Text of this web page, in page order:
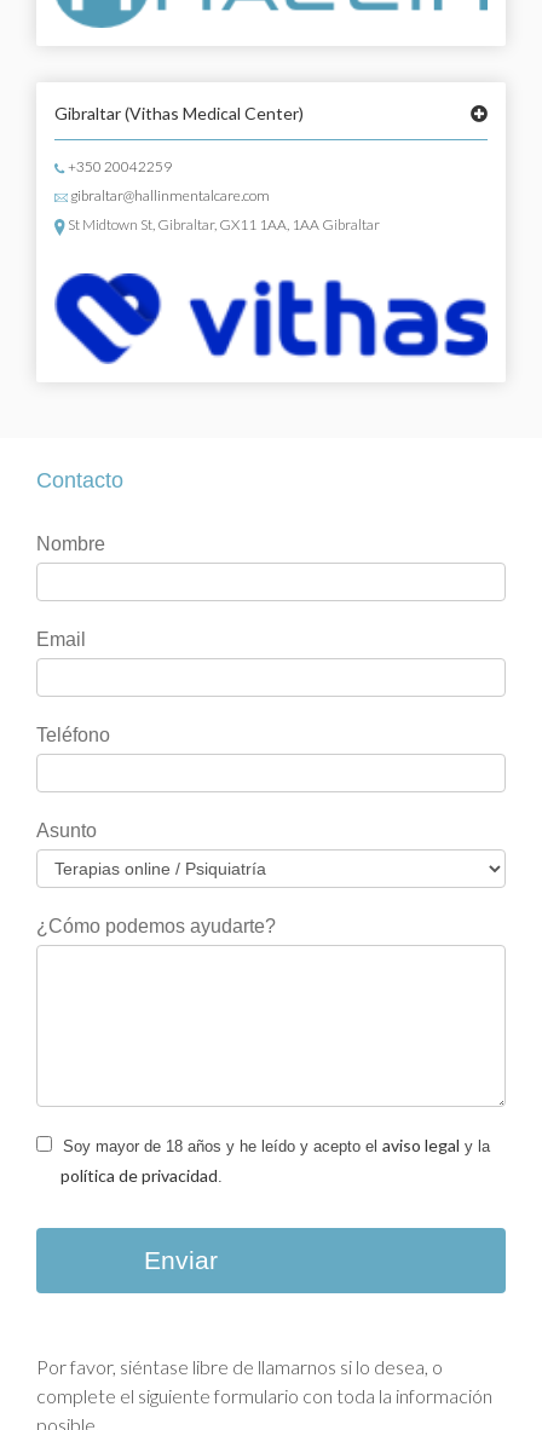
Gibraltar(Vithas Medical Center)
+350 20042259
gibraltar@hallinmentalcare.com
St Midtown St, Gibraltar, GX11 1AA, 1AA Gibraltar
Contacto
Contacto
Si
eres
humano,
deja
este
campo
blanco.
Nombre
Email
Teléfono
Asunto
¿Cómo podemos ayudarte?
Soy mayor de 18 años y he leído y acepto el aviso legal y la
política de privacidad.
Enviar
Por favor, siéntase libre de llamarnos si lo desea, o
complete el siguiente formulario con toda la información
posible.